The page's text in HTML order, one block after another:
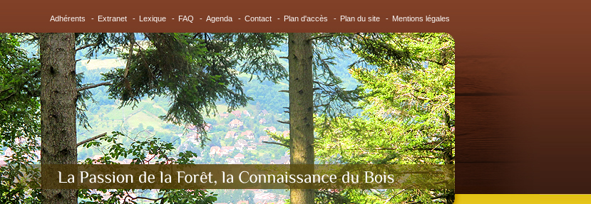
Adhérents - Extranet - Lexique - FAQ - Agenda - Contact - Plan d'accès - Plan du site - Mentions légales